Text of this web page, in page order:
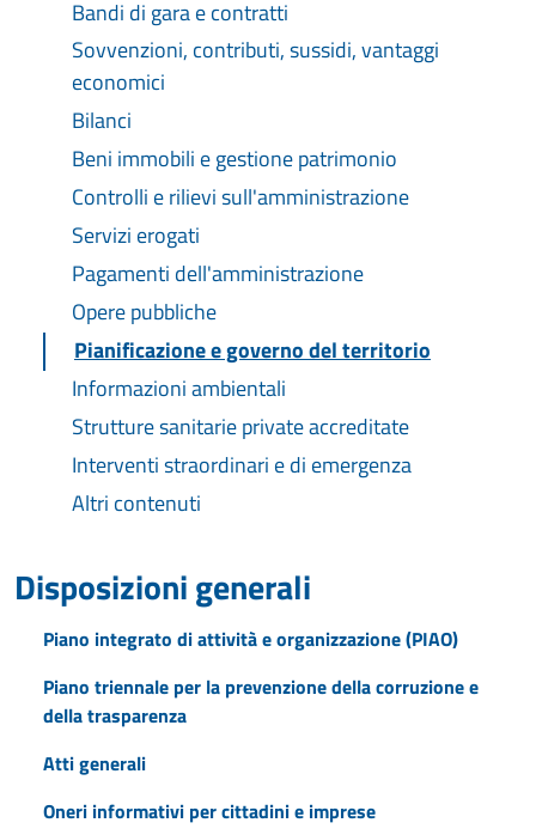
Bandi di gara e contratti
Sovvenzioni, contributi, sussidi, vantaggi
economici
Bilanci
Beni immobili e gestione patrimonio
Controlli e rilievi sull'amministrazione
Servizi erogati
Pagamenti dell'amministrazione
Opere pubbliche
Pianificazione e governo del territorio
Informazioni ambientali
Strutture sanitarie private accreditate
Interventi straordinari e di emergenza
Altri contenuti
Disposizioni generali
Piano integrato di attività e organizzazione (PIAO)
Piano triennale per la prevenzione della corruzione e
della trasparenza
Atti generali
Oneri informativi per cittadini e imprese